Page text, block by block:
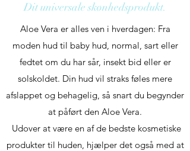
Dit universale skønhedsprodukt.
Aloe Vera er alles ven i hverdagen: Fra
moden hud til baby hud, normal, sart eller
fedtet om du har sår, insekt bid eller er
solskoldet. Din hud vil straks føles mere
afslappet og behagelig, så snart du begynder
at påført den Aloe Vera.
Udover at være en af de bedste kosmetiske
produkter til huden, hjælper det også med at